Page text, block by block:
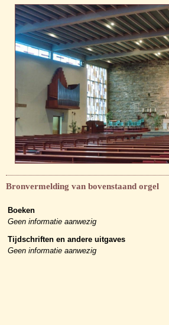
Bronvermelding van bovenstaand orgel
Boeken
Geen informatie aanwezig
Tijdschriften en andere uitgaves
Geen informatie aanwezig